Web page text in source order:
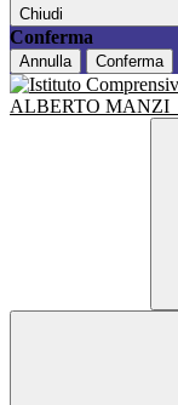
Chiudi
Conferma
Annulla Conferma
ALBERTO MANZI